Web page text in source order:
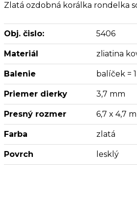
Zlatá ozdobná korálka rondelka
Obj. čislo: 5406
Materiál zliatina
Balenie balíček =
Priemer dierky 3,7 mm
Presný rozmer 6,7 x 4,7
Farba zlatá
Povrch lesklý